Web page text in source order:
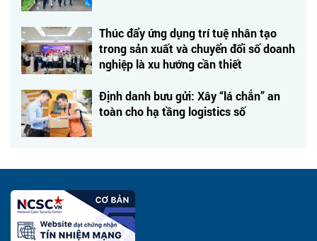
Thúc đẩy ứng dụng trí tuệ nhân tạo
trong sản xuất và chuyển đổi số doanh
nghiệp là xu hướng cần thiết
Định danh bưu gửi: Xây “lá chắn” an
toàn cho hạ tầng logistics số